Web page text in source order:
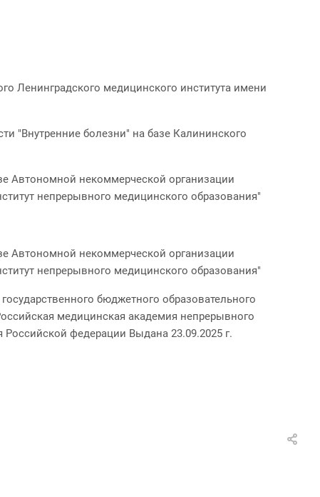
Ленинградского медицинского института имени
"Внутренние болезни" на базе Калининского
Автономной некоммерческой организации
непрерывного медицинского образования"
Автономной некоммерческой организации
непрерывного медицинского образования"
бюджетного образовательного
медицинская академия непрерывного
федерации Выдана 23.09.2025 г.